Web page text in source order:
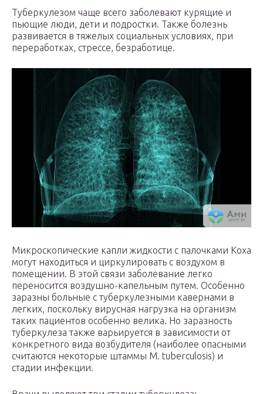
Туберкулезом чаще всего заболевают курящие и
пьющие люди, дети и подростки. Также болезнь
развивается в тяжелых социальных условиях, при
переработках, стрессе, безработице.
Микроскопические капли жидкости с палочками Коха
могут находиться и циркулировать с воздухом в
помещении. В этой связи заболевание легко
переносится воздушно-капельным путем. Особенно
заразны больные с туберкулезными кавернами в
легких, поскольку вирусная нагрузка на организм
таких пациентов особенно велика. Но заразность
туберкулеза также варьируется в зависимости от
конкретного вида возбудителя (наиболее опасными
считаются некоторые штаммы M. tuberculosis) и
стадии инфекции.